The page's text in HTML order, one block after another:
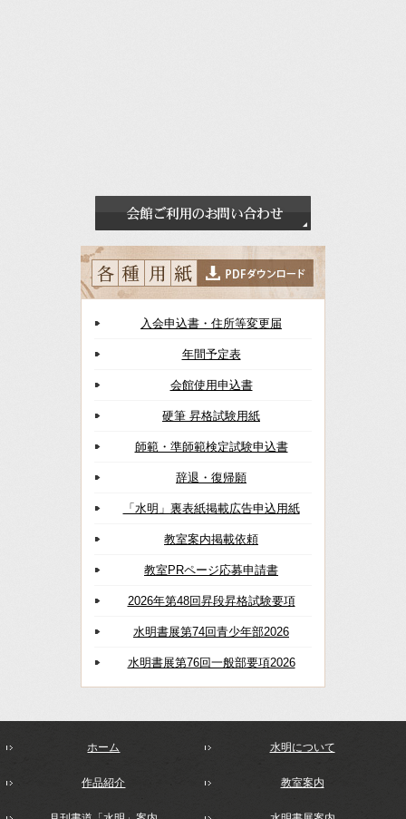
入会申込書・住所等変更届
年間予定表
会館使用申込書
硬筆 昇格試験用紙
師範・準師範検定試験申込書
辞退・復帰願
「水明」裏表紙掲載広告申込用紙
教室案内掲載依頼
教室PRページ応募申請書
2026年第48回昇段昇格試験要項
水明書展第74回青少年部2026
水明書展第76回一般部要項2026
ホーム 水明について
作品紹介 教室案内